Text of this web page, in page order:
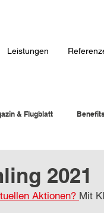
Leistungen
& Flugblatt
2021
Aktionen? Mit